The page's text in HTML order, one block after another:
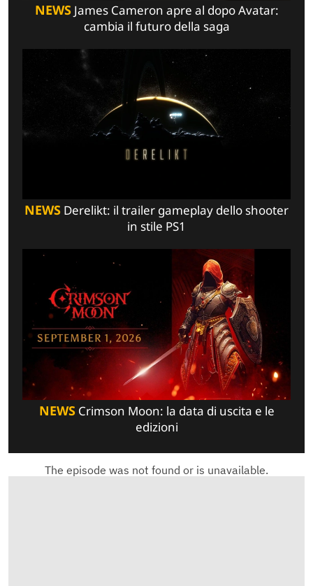
NEWSJames Cameron apre al dopo Avatar:
cambia il futuro della saga
NEWS Derelikt: il trailer gameplay dello shooter
in stile PS1
NEWSCrimson Moon: la data di uscita e le
edizioni